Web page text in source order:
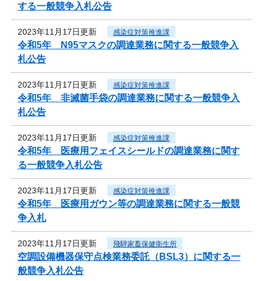
する一般競争入札公告
2023年11月17日更新 感染症対策推進課
令和5年 N95マスクの調達業務に関する一般競争入
札公告
2023年11月17日更新 感染症対策推進課
令和5年 非滅菌手袋の調達業務に関する一般競争入
札公告
2023年11月17日更新 感染症対策推進課
令和5年 医療用フェイスシールドの調達業務に関す
る一般競争入札公告
2023年11月17日更新 感染症対策推進課
令和5年 医療用ガウン等の調達業務に関する一般競
争入札
2023年11月17日更新 飛騨家畜保健衛生所
空調設備機器保守点検業務委託（BSL3）に関する一
般競争入札公告